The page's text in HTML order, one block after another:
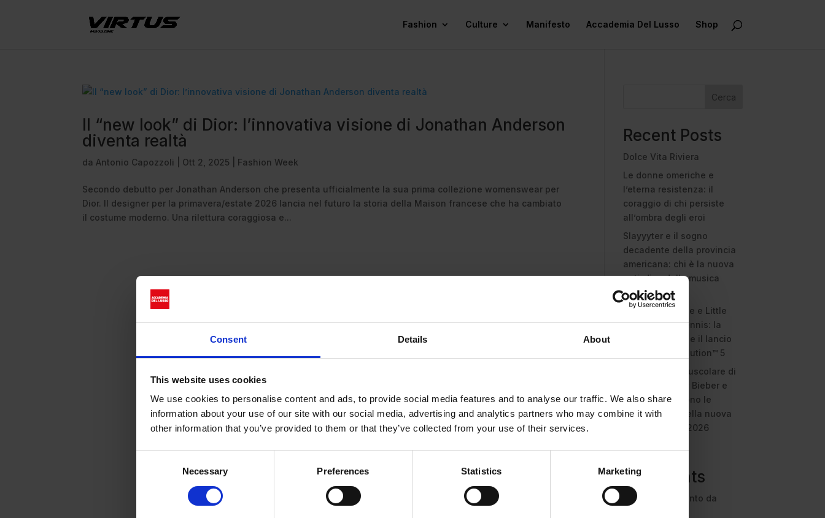
Consent Details About
This website uses cookies
We use cookies to personalise content and ads, to provide social media features and to analyse our traffic. We also share
information about your use of our site with our social media, advertising and analytics partners who may combine it with
other information that you’ve provided to them or that they’ve collected from your use of their services.
Necessary Preferences Statistics Marketing
Fashion Culture Manifesto Accademia Del Lusso Shop
Il “new look” di Dior: l’innovativa visione di Jonathan Anderson
diventa realtà
da Antonio Capozzoli Ott 2, 2025 Fashion Week
Secondo debutto per Jonathan Anderson che presenta ufficialmente la sua prima collezione womenswear per
Dior. Il designer per la primavera/estate 2026 lancia nel futuro la storia della Maison francese che ha cambiato
il costume moderno. Una rilettura coraggiosa e...
Cerca
Recent Posts
Dolce Vita Riviera
Le donne omeriche e
l’eterna resistenza: il
coraggio di chi persiste
all’ombra degli eroi
Slayyyter e il sogno
decadente della provincia
americana: chi è la nuova
anti-diva della musica
elettro-pop
ASICS SportStyle e Little
Tokyo Table Tennis: la
collaborazione e il lancio
della Gel-Resolution™ 5
L’universo crepuscolare di
Miu Miu: Hailey Bieber e
Xiao Wen Ju sono le
protagoniste della nuova
campagna FW 2026
Comments
Nessun commento da